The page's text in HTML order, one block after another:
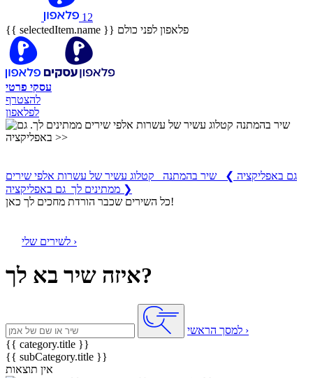
12
{{ selectedItem.name }} פלאפון לפני כולם
עסקי פרטי
להצטרף
לפלאפון
גם באפליקציה ❯
שיר בהמתנה קטלוג עשיר של עשרות אלפי שירים
ממתינים לך גם באפליקציה ❯
כל השירים שכבר הורדת מחכים לך כאן!
לשירים שלי ›
איזה שיר בא לך?
למסך הראשי ›
{{ category.title }}
{{ subCategory.title }}
אין תוצאות